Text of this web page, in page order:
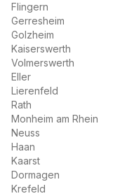
Flingern
Gerresheim
Golzheim
Kaiserswerth
Volmerswerth
Eller
Lierenfeld
Rath
Monheim am Rhein
Neuss
Haan
Kaarst
Dormagen
Krefeld